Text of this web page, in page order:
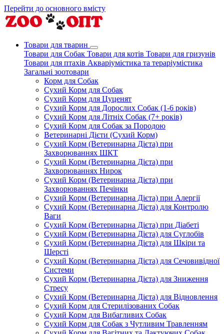
Перейти до основного вмісту
Товари для тварин
Товари для Собак Товари для котів Товари для гризунів
Товари для птахів Акваріумістика та тераріумістика
Загальні зоотовари
Корм для Собак
Сухий Корм для Собак
Сухий Корм для Цуценят
Сухий Корм для Дорослих Собак (1-6 років)
Сухий Корм для Літніх Собак (7+ років)
Сухий Корм для Собак за Породою
Ветеринарні Дієти (Сухий Корм)
Сухий Корм (Ветеринарна Дієта) при
Захворюваннях ШКТ
Сухий Корм (Ветеринарна Дієта) при
Захворюваннях Нирок
Сухий Корм (Ветеринарна Дієта) при
Захворюваннях Печінки
Сухий Корм (Ветеринарна Дієта) при Алергії
Сухий Корм (Ветеринарна Дієта) для Контролю
Ваги
Сухий Корм (Ветеринарна Дієта) при Діабеті
Сухий Корм (Ветеринарна Дієта) для Суглобів
Сухий Корм (Ветеринарна Дієта) для Шкіри та
Шерсті
Сухий Корм (Ветеринарна Дієта) для Сечовивідної
Системи
Сухий Корм (Ветеринарна Дієта) для Зниження
Стресу
Сухий Корм (Ветеринарна Дієта) для Відновлення
Сухий Корм для Стерилізованих Собак
Сухий Корм для Вибагливих Собак
Сухий Корм для Собак з Чутливим Травленням